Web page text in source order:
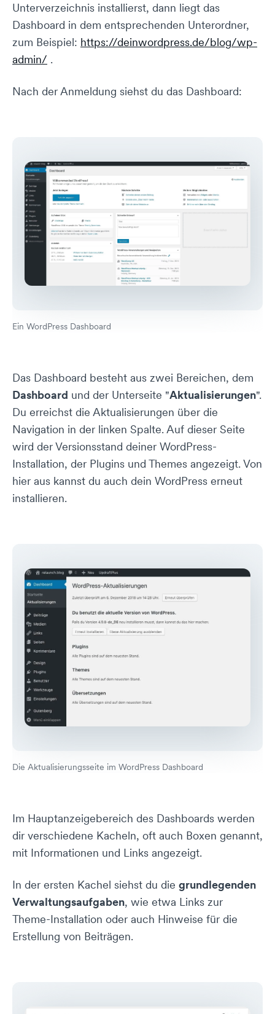
Unterverzeichnis installierst, dann liegt das
Dashboard in dem entsprechenden Unterordner,
zum Beispiel: https://deinwordpress.de/blog/wp-
admin/ .
Nach der Anmeldung siehst du das Dashboard:
Ein WordPress Dashboard
Das Dashboard besteht aus zwei Bereichen, dem
Dashboard und der Unterseite "Aktualisierungen".
Du erreichst die Aktualisierungen über die
Navigation in der linken Spalte. Auf dieser Seite
wird der Versionsstand deiner WordPress-
Installation, der Plugins und Themes angezeigt. Von
hier aus kannst du auch dein WordPress erneut
installieren.
Die Aktualisierungsseite im WordPress Dashboard
Im Hauptanzeigebereich des Dashboards werden
dir verschiedene Kacheln, oft auch Boxen genannt,
mit Informationen und Links angezeigt.
In der ersten Kachel siehst du die grundlegenden
Verwaltungsaufgaben, wie etwa Links zur
Theme-Installation oder auch Hinweise für die
Erstellung von Beiträgen.